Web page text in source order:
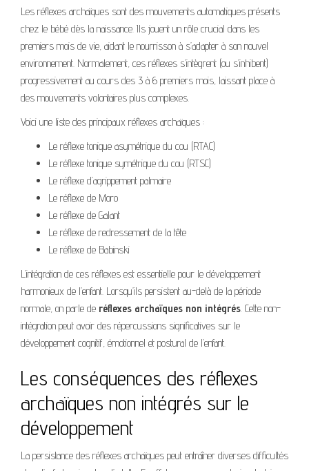
Les réflexes archaïques sont des mouvements automatiques présents
chez le bébé dès la naissance. Ils jouent un rôle crucial dans les
premiers mois de vie, aidant le nourrisson à s’adapter à son nouvel
environnement. Normalement, ces réflexes s’intègrent (ou s’inhibent)
progressivement au cours des 3 à 6 premiers mois, laissant place à
des mouvements volontaires plus complexes.
Voici une liste des principaux réflexes archaïques :
Le réflexe tonique asymétrique du cou (RTAC)
Le réflexe tonique symétrique du cou (RTSC)
Le réflexe d’agrippement palmaire
Le réflexe de Moro
Le réflexe de Galant
Le réflexe de redressement de la tête
Le réflexe de Babinski
L’intégration de ces réflexes est essentielle pour le développement
harmonieux de l’enfant. Lorsqu’ils persistent au-delà de la période
normale, on parle de réflexes archaïques non intégrés. Cette non-
intégration peut avoir des répercussions significatives sur le
développement cognitif, émotionnel et postural de l’enfant.
Les conséquences des réflexes
archaïques non intégrés sur le
développement
La persistance des réflexes archaïques peut entraîner diverses difficultés